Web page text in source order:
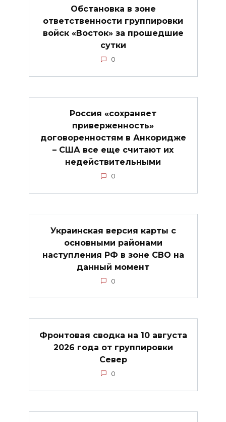
Обстановка в зоне
ответственности группировки
войск «Восток» за прошедшие
сутки
0
Россия «сохраняет
приверженность»
договоренностям в Анкоридже
– США все еще считают их
недействительными
0
Украинская версия карты с
основными районами
наступления РФ в зоне СВО на
данный момент
0
Фронтовая сводка на 10 августа
2026 года от группировки
Север
0